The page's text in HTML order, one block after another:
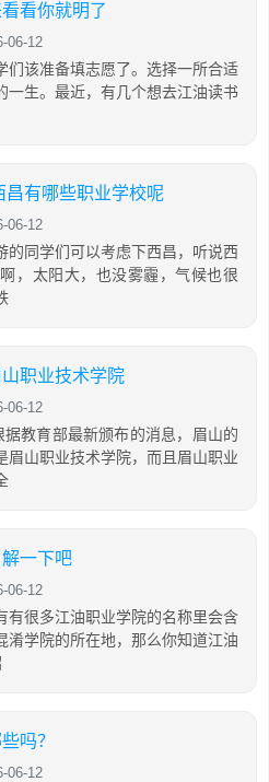
看你就明了
06-12
们该准备填志愿了。选择一所合适
一生。最近，有几个想去江油读书
昌有哪些职业学校呢
06-12
的同学们可以考虑下西昌，听说西
，太阳大，也没雾霾，气候也很
职业技术学院
06-12
教育部最新颁布的消息，眉山的
眉山职业技术学院，而且眉山职业
一下吧
06-12
有很多江油职业学院的名称里会含
淆学院的所在地，那么你知道江油
吗？
06-12